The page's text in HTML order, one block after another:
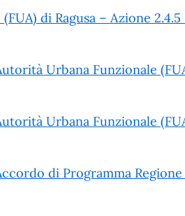
di Ragusa – Azione
Urbana Funzionale
Urbana Funzionale
di Programma